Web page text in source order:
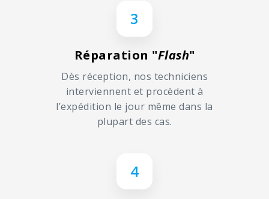
3
Réparation "Flash"
Dès réception, nos techniciens
interviennent et procèdent à
l’expédition le jour même dans la
plupart des cas.
4